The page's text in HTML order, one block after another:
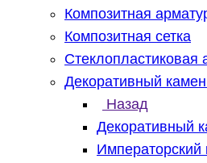
Композитная
Композитная сетка
Стеклопластиковая
Декоративный
Назад
Декоративный
Императорский